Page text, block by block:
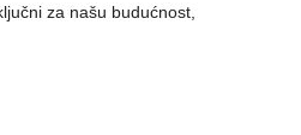
za našu budućnost,